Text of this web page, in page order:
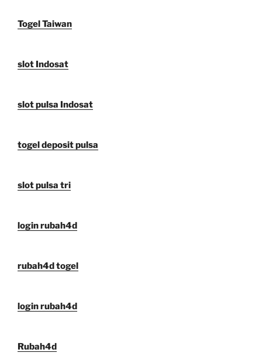
Togel Taiwan
slot Indosat
slot pulsa Indosat
togel deposit pulsa
slot pulsa tri
login rubah4d
rubah4d togel
login rubah4d
Rubah4d